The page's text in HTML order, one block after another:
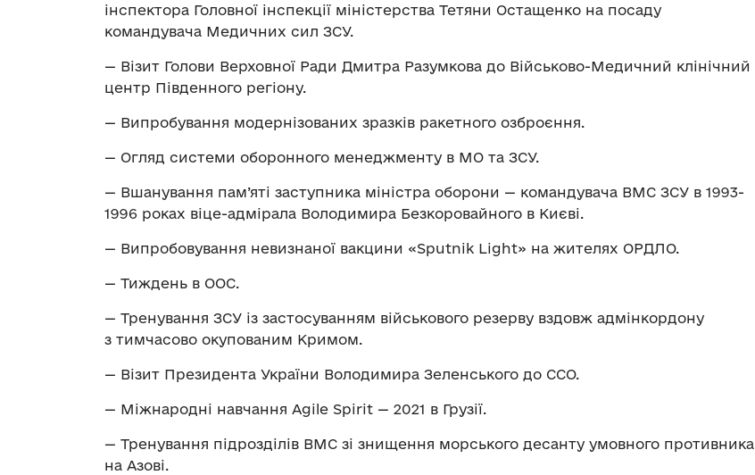
інспектора Головної інспекції міністерства Тетяни Остащенко на посаду
командувача Медичних сил ЗСУ.
— Візит Голови Верховної Ради Дмитра Разумкова до Військово-Медичний клінічний
центр Південного регіону.
— Випробування модернізованих зразків ракетного озброєння.
— Огляд системи оборонного менеджменту в МО та ЗСУ.
— Вшанування пам’яті заступника міністра оборони — командувача ВМС ЗСУ в 1993-
1996 роках віце-адмірала Володимира Безкоровайного в Києві.
— Випробовування невизнаної вакцини «Sputnik Light» на жителях ОРДЛО.
— Тиждень в ООС.
— Тренування ЗСУ із застосуванням військового резерву вздовж адмінкордону
з тимчасово окупованим Кримом.
— Візит Президента України Володимира Зеленського до ССО.
— Міжнародні навчання Agile Spirit — 2021 в Грузії.
— Тренування підрозділів ВМС зі знищення морського десанту умовного противника
на Азові.